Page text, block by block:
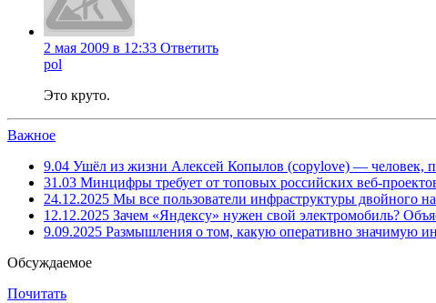
2 мая 2009 в 12:33 Ответить
pol
Это круто.
Важное
9.04 Ушёл из жизни Алексей Копылов (copylove) — человек,
31.03 Минцифры требует от топовых российских веб-
24.12.2025 Мы все пользователи инфраструктуры двойного
12.12.2025 Зачем «Яндексу» нужен свой электромобиль?
9.09.2025 Размышления о том, какую оперативно значимую
Обсуждаемое
Почитать